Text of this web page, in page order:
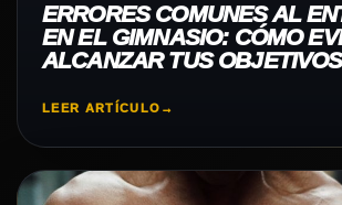
ERRORES COMUNES AL
EN EL GIMNASIO: CÓMO
ALCANZAR TUS OBJETIVOS
LEER ARTÍCULO →